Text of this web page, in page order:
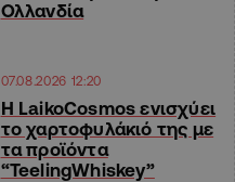
Ολλανδία
07.08.2026 12:20
Η LaikoCosmos ενισχύει
το χαρτοφυλάκιό της με
τα προϊόντα
“TeelingWhiskey”